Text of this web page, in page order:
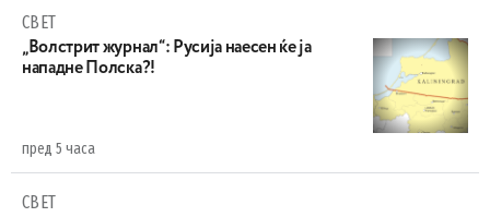
СВЕТ
„Волстрит журнал“: Русија наесен ќе ја
нападне Полска?!
пред 5 часа
СВЕТ